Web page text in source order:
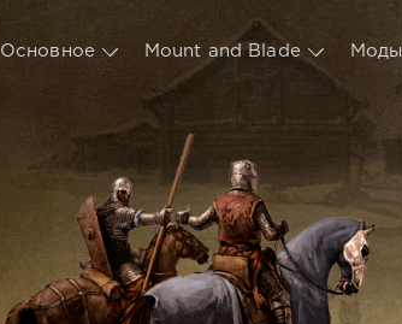
Основное Mount and Blade Моды